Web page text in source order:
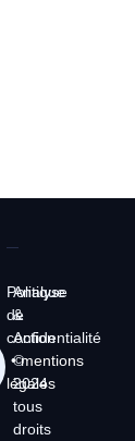
Politique
de
confidentialité
•mentions
légales
Analyse
&
Action
©
2024
tous
droits